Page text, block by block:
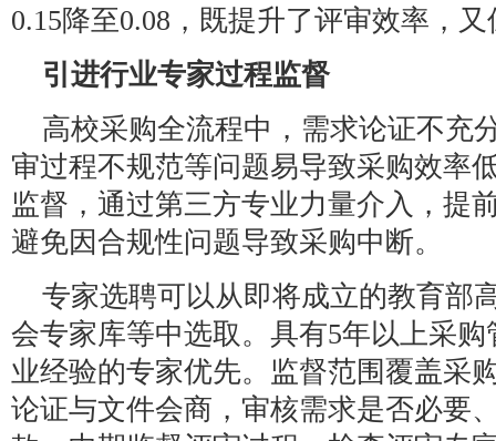
0.15降至0.08，既提升了评审效率，
引进行业专家过程监督
高校采购全流程中，需求论证不充
审过程不规范等问题易导致采购效率
监督，通过第三方专业力量介入，提
避免因合规性问题导致采购中断。
专家选聘可以从即将成立的教育部
会专家库等中选取。具有5年以上采
业经验的专家优先。监督范围覆盖采
论证与文件会商，审核需求是否必要